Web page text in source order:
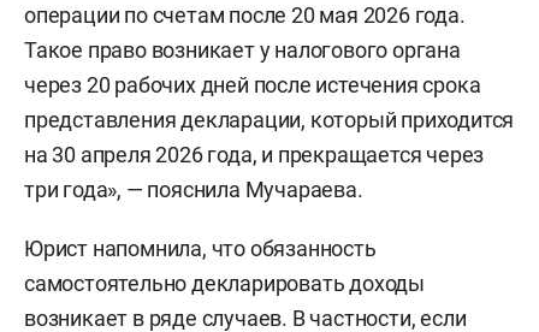
операции по счетам после 20 мая 2026 года.
Такое право возникает у налогового органа
через 20 рабочих дней после истечения срока
представления декларации, который приходится
на 30 апреля 2026 года, и прекращается через
три года», — пояснила Мучараева.
Юрист напомнила, что обязанность
самостоятельно декларировать доходы
возникает в ряде случаев. В частности, если